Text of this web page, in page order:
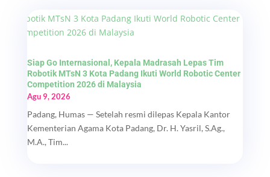
Siap Go Internasional, Kepala Madrasah Lepas Tim
Robotik MTsN 3 Kota Padang Ikuti World Robotic Center
Competition 2026 di Malaysia
Agu 9, 2026
Padang, Humas — Setelah resmi dilepas Kepala Kantor
Kementerian Agama Kota Padang, Dr. H. Yasril, S.Ag.,
M.A., Tim...